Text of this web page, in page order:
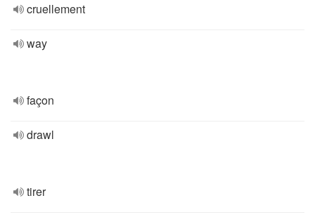
cruellement
way
façon
drawl
tirer